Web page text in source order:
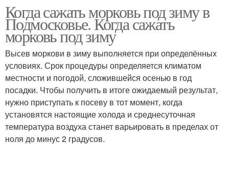
Когда сажать морковь под зиму в
Подмосковье. Когда сажать
морковь под зиму
Высев моркови в зиму выполняется при определённых
условиях. Срок процедуры определяется климатом
местности и погодой, сложившейся осенью в год
посадки. Чтобы получить в итоге ожидаемый результат,
нужно приступать к посеву в тот момент, когда
установятся настоящие холода и среднесуточная
температура воздуха станет варьировать в пределах от
ноля до минус 2 градусов.